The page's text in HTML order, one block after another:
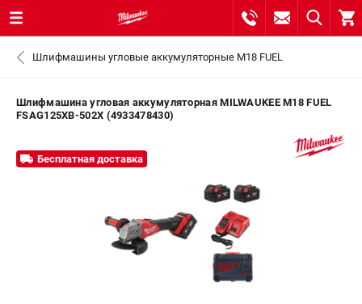
ВХОД ИЛИ РЕГИСТРАЦИЯ
ЗАКАЗАТЬ ЗАПЧАСТЬ
0 ₽
Шлифмашины угловые аккумуляторные M18 FUEL
Шлифмашина угловая аккумуляторная MILWAUKEE M18 FUEL
FSAG125XB-502X (4933478430)
Бесплатная доставка